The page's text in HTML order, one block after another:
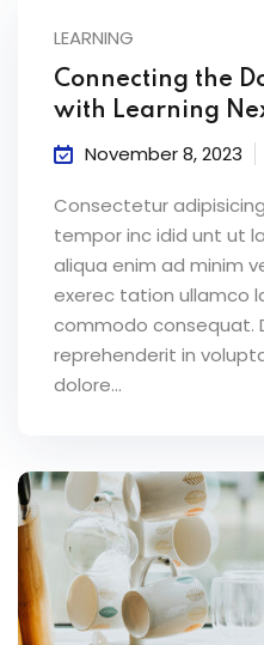
LEARNING
Connecting the
with Learning
November 8, 2023
Consectetur
tempor inc idid unt ut
aliqua enim ad minim
exerec tation ullamco
commodo consequat.
reprehenderit in
dolore...